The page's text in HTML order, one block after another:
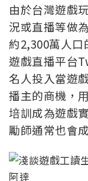
由於台灣遊戲
況或直播等做
約2,300萬人口
遊戲直播平台
名人投入當遊
播主的商機，
培訓成為遊戲
勵師通常也會